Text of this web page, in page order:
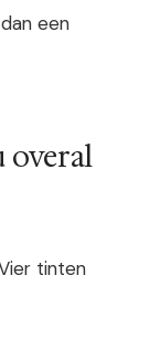
een
overal
tinten